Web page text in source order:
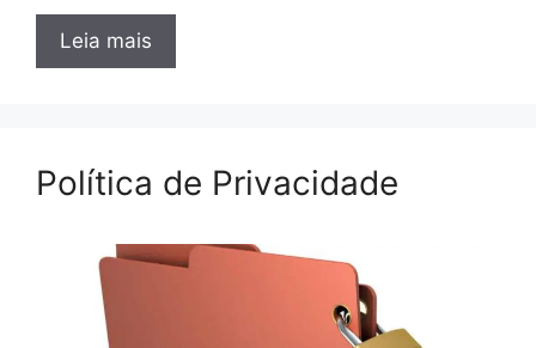
Leia mais
Política de Privacidade